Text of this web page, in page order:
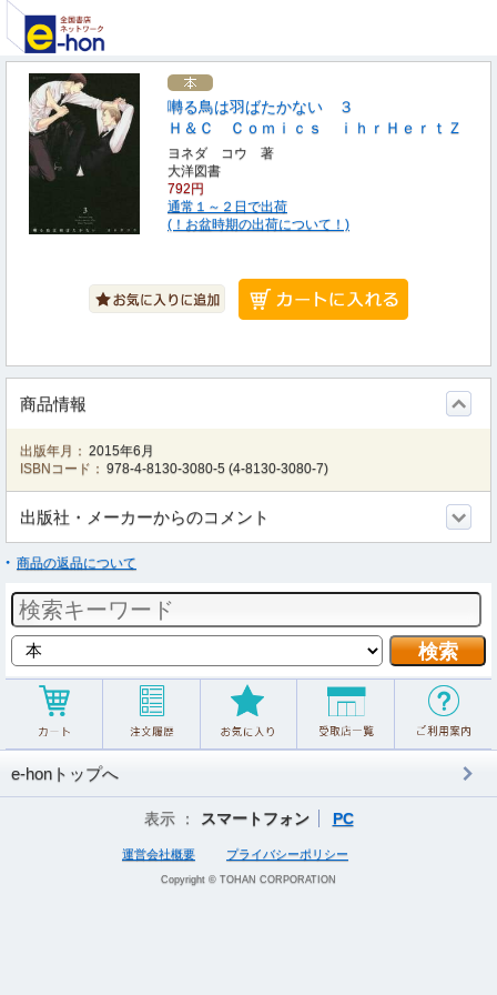
囀る鳥は羽ばたかない ３
Ｈ＆Ｃ Ｃｏｍｉｃｓ ｉｈｒＨｅｒｔＺ
ヨネダ コウ 著
大洋図書
792円
通常１～２日で出荷
(！お盆時期の出荷について！)
商品情報
出版年月： 2015年6月
ISBNコード： 978-4-8130-3080-5 (4-8130-3080-7)
出版社・メーカーからのコメント
商品の返品について
e-honトップへ
表示 ： スマートフォン PC
運営会社概要 プライバシーポリシー
Copyright © TOHAN CORPORATION